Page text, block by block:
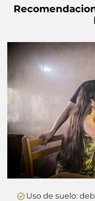
Uso de suelo: